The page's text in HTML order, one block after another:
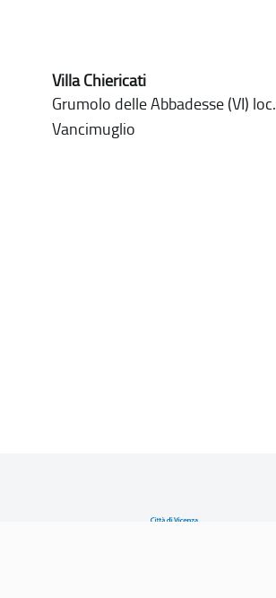
Villa Chiericati
Grumolo delle Abbadesse (VI) loc.
Vancimuglio